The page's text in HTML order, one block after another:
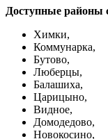
Доступные районы
Химки,
Коммунарка,
Бутово,
Люберцы,
Балашиха,
Царицыно,
Видное,
Домодедово,
Новокосино,